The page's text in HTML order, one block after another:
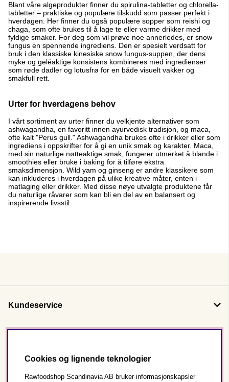
Blant våre algeprodukter finner du spirulina-tabletter og chlorella-
tabletter – praktiske og populære tilskudd som passer perfekt i
hverdagen. Her finner du også populære sopper som reishi og
chaga, som ofte brukes til å lage te eller varme drikker med
fyldige smaker. For deg som vil prøve noe annerledes, er snow
fungus en spennende ingrediens. Den er spesielt verdsatt for
bruk i den klassiske kinesiske snow fungus-suppen, der dens
myke og geléaktige konsistens kombineres med ingredienser
som røde dadler og lotusfrø for en både visuelt vakker og
smakfull rett.
Urter for hverdagens behov
I vårt sortiment av urter finner du velkjente alternativer som
ashwagandha, en favoritt innen ayurvedisk tradisjon, og maca,
ofte kalt "Perus gull." Ashwagandha brukes ofte i drikker eller som
ingrediens i oppskrifter for å gi en unik smak og karakter. Maca,
med sin naturlige nøtteaktige smak, fungerer utmerket å blande i
smoothies eller bruke i baking for å tilføre ekstra
smaksdimensjon. Wild yam og ginseng er andre klassikere som
kan inkluderes i hverdagen på ulike kreative måter, enten i
matlaging eller drikker. Med disse nøye utvalgte produktene får
du naturlige råvarer som kan bli en del av en balansert og
inspirerende livsstil.
Kundeservice
Cookies og lignende teknologier
Rawfoodshop Scandinavia AB bruker informasjonskapsler